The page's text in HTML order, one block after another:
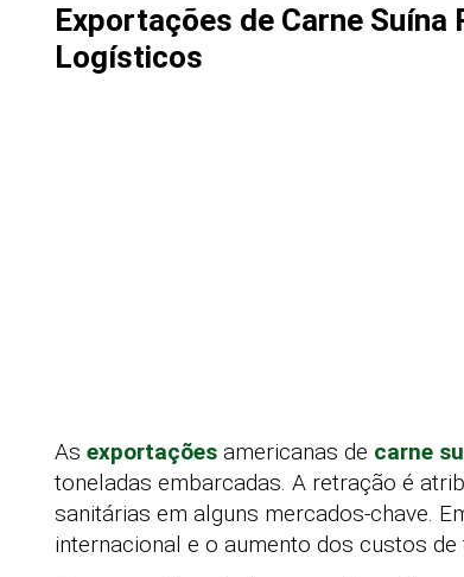
Exportações de Carne Suína
Logísticos
As exportações americanas de carne
toneladas embarcadas. A retração é
sanitárias em alguns mercados-chave.
internacional e o aumento dos custos